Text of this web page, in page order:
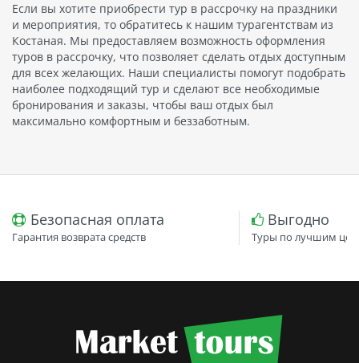
Если вы хотите приобрести тур в рассрочку на праздники
и мероприятия, то обратитесь к нашим турагентствам из
Костаная. Мы предоставляем возможность оформления
туров в рассрочку, что позволяет сделать отдых доступным
для всех желающих. Наши специалисты помогут подобрать
наиболее подходящий тур и сделают все необходимые
бронирования и заказы, чтобы ваш отдых был
максимально комфортным и беззаботным.
Безопасная оплата
Гарантия возврата средств
Выгодно
Туры по лучшим